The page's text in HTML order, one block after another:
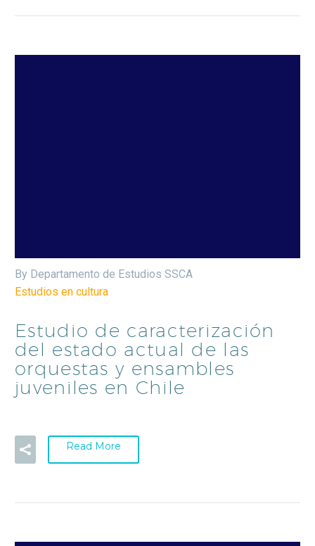
By Departamento de Estudios SSCA
Estudios en cultura
Estudio de caracterización
del estado actual de las
orquestas y ensambles
juveniles en Chile
Read More